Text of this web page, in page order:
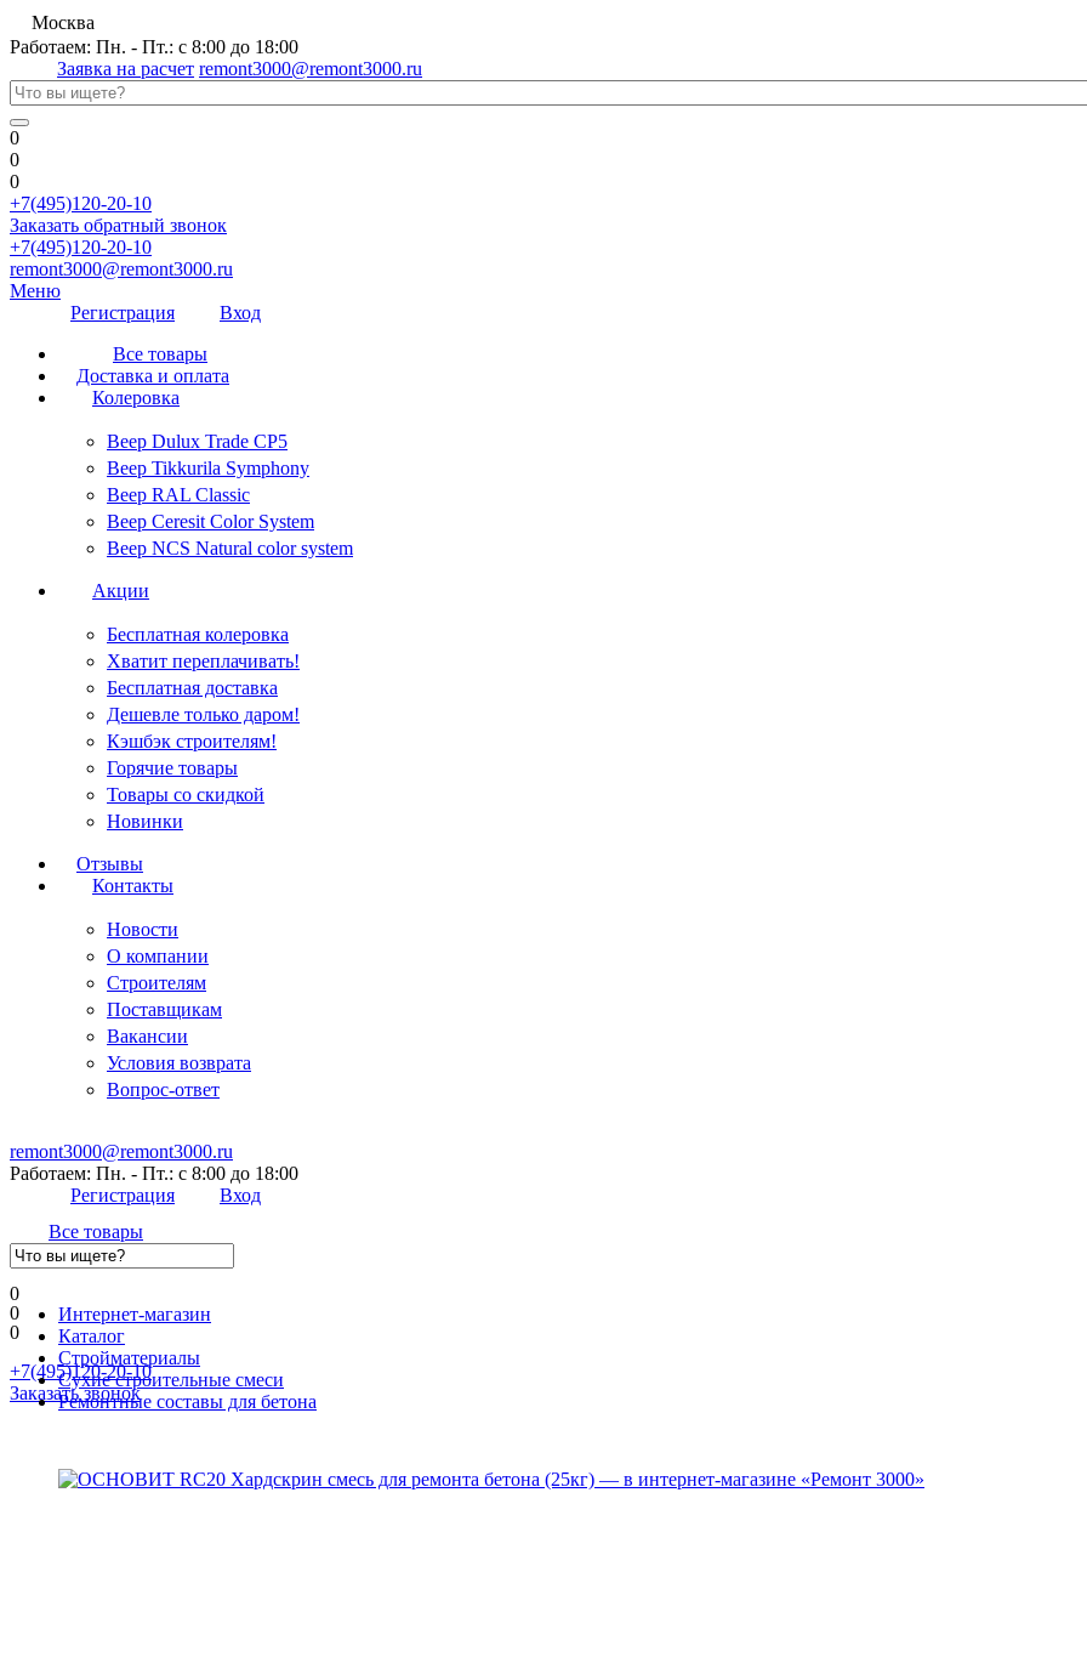
Москва
Работаем: Пн. - Пт.: с 8:00 до 18:00
Заявка на расчет remont3000@remont3000.ru
0
0
0
+7(495)120-20-10
Заказать обратный звонок
+7(495)120-20-10
remont3000@remont3000.ru
Меню
Регистрация
Вход
Все товары
Доставка и оплата
Колеровка
Веер Dulux Trade CP5
Веер Tikkurila Symphony
Веер RAL Classic
Веер Ceresit Color System
Веер NCS Natural color system
Акции
Бесплатная колеровка
Хватит переплачивать!
Бесплатная доставка
Дешевле только даром!
Кэшбэк строителям!
Горячие товары
Товары со скидкой
Новинки
Отзывы
Контакты
Новости
О компании
Строителям
Поставщикам
Вакансии
Условия возврата
Вопрос-ответ
remont3000@remont3000.ru
Работаем: Пн. - Пт.: с 8:00 до 18:00
Регистрация
Вход
Все товары
0
0
0
+7(495)120-20-10
Заказать звонок
Интернет-магазин
Каталог
Стройматериалы
Сухие строительные смеси
Ремонтные составы для бетона